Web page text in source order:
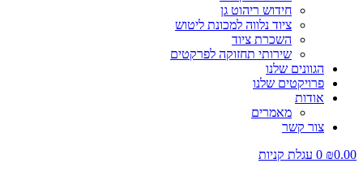
חידוש ריהוט גן
ציוד נלווה למכונת ליטוש
השכרת ציוד
שירותי תחזוקה לפרקטים
הגוונים שלנו
פרויקטים שלנו
אודות
מאמרים
צור קשר
₪0.00
0 עגלת קניות